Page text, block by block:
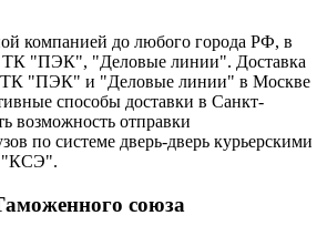
компанией до любого города РФ, в
ТК "ПЭК", "Деловые линии". Доставка
ТК "ПЭК" и "Деловые линии" в Москве
способы доставки в Санкт-
возможность отправки
по системе дверь-дверь курьерскими
"КСЭ".
союза